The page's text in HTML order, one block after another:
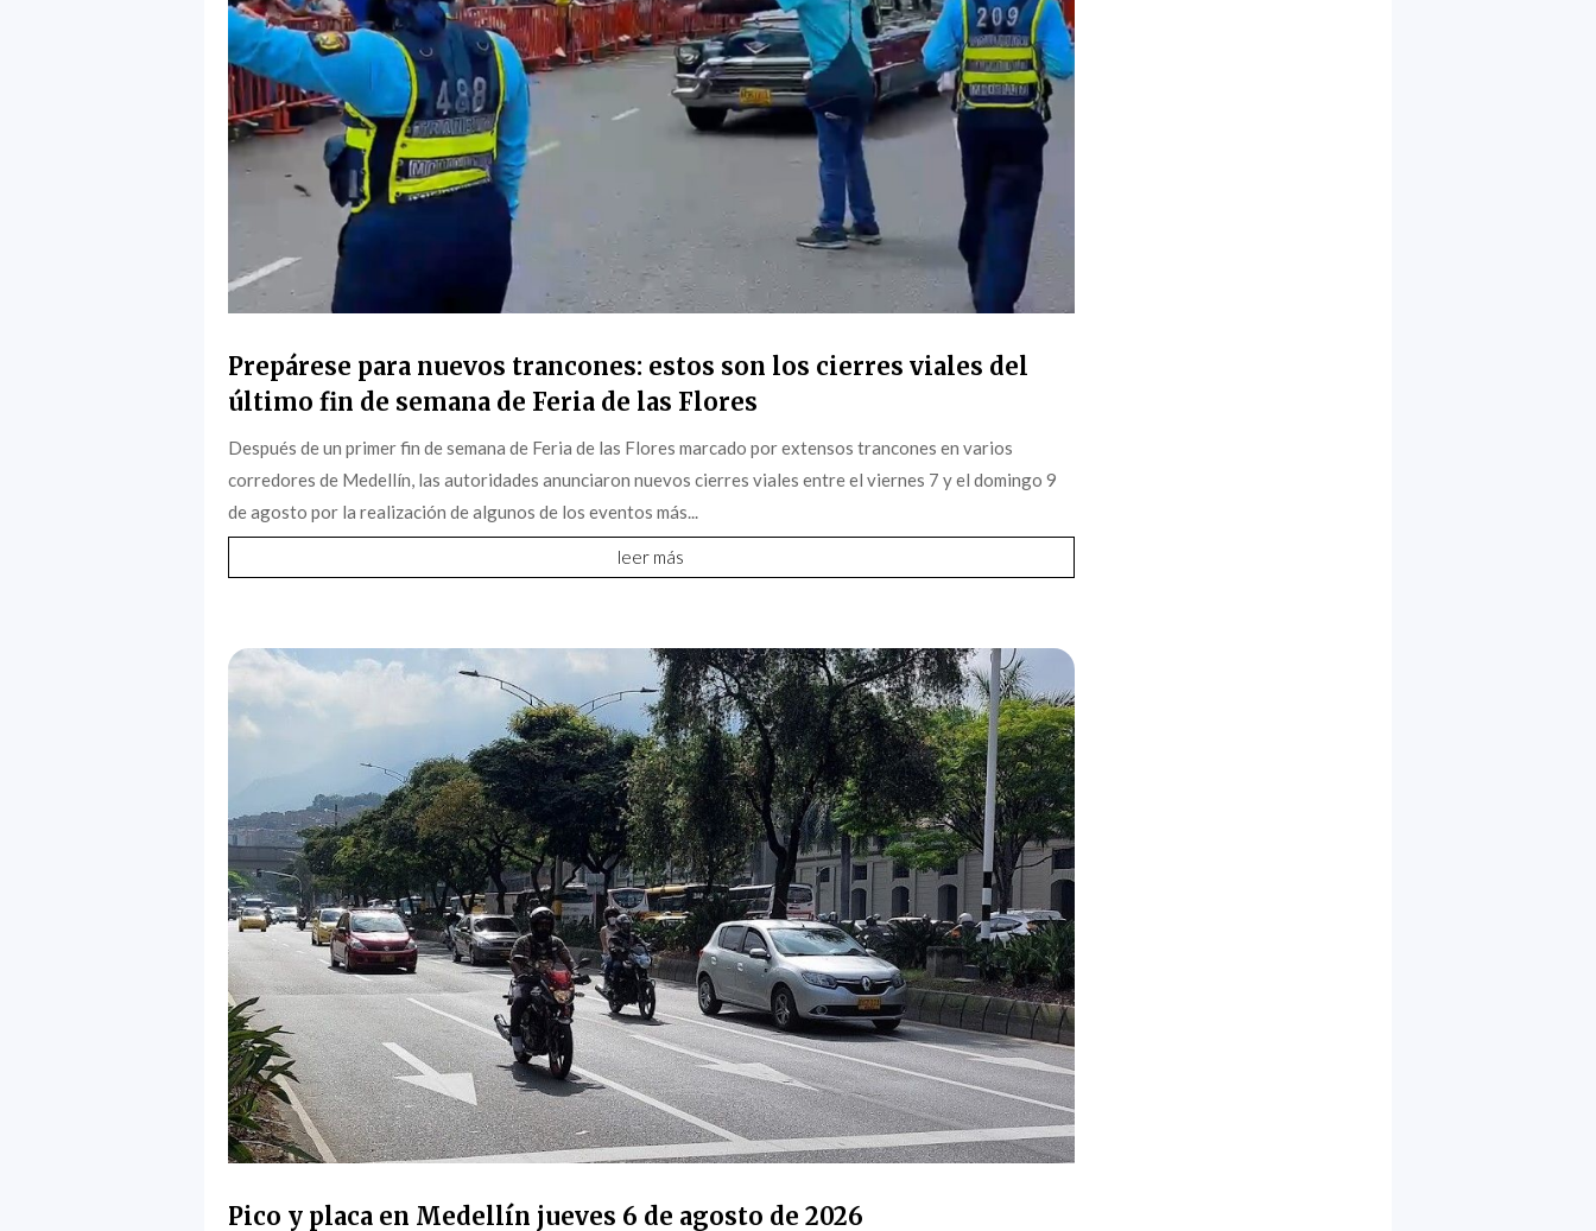
Prepárese para nuevos trancones: estos son los cierres viales del
último fin de semana de Feria de las Flores
Después de un primer fin de semana de Feria de las Flores marcado por extensos trancones en varios
corredores de Medellín, las autoridades anunciaron nuevos cierres viales entre el viernes 7 y el domingo 9
de agosto por la realización de algunos de los eventos más...
leer más
Pico y placa en Medellín jueves 6 de agosto de 2026